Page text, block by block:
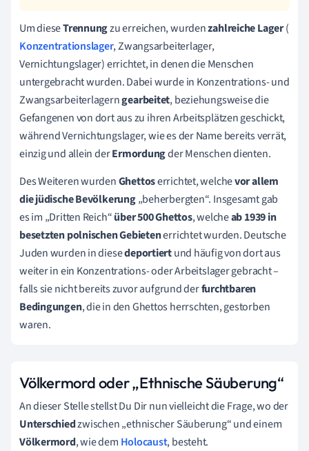
Um dieseTrennungzu erreichen, wurdenzahlreiche Lager(
Konzentrationslager, Zwangsarbeiterlager,
Vernichtungslager) errichtet, in denen die Menschen
untergebracht wurden. Dabei wurde in Konzentrations- und
Zwangsarbeiterlagerngearbeitet, beziehungsweise die
Gefangenen von dort aus zu ihren Arbeitsplätzen geschickt,
während Vernichtungslager, wie es der Name bereits verrät,
einzig und allein derErmordungder Menschen dienten.
Des Weiteren wurdenGhettoserrichtet, welchevor allem
die jüdische Bevölkerung„beherbergten“. Insgesamt gab
es im „Dritten Reich“über 500 Ghettos, welcheab 1939in
besetzten polnischen Gebietenerrichtet wurden. Deutsche
Juden wurden in diesedeportiertund häufig von dort aus
weiter in ein Konzentrations- oder Arbeitslager gebracht –
falls sie nicht bereits zuvor aufgrund derfurchtbaren
Bedingungen, die in den Ghettos herrschten, gestorben
waren.
Völkermord oder „Ethnische Säuberung“
An dieser Stelle stellst Du Dir nun vielleicht die Frage, wo der
Unterschiedzwischen „ethnischer Säuberung“ und einem
Völkermord, wie dem Holocaust, besteht.